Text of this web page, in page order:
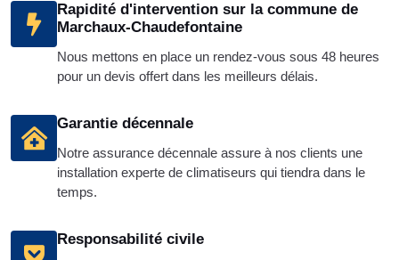
Rapidité d'intervention sur la commune de
Marchaux-Chaudefontaine
Nous mettons en place un rendez-vous sous 48 heures
pour un devis offert dans les meilleurs délais.
Garantie décennale
Notre assurance décennale assure à nos clients une
installation experte de climatiseurs qui tiendra dans le
temps.
Responsabilité civile